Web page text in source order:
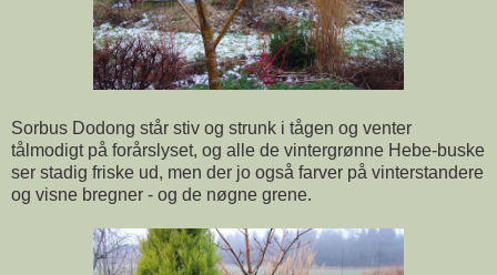
Sorbus Dodong står stiv og strunk i tågen og venter
tålmodigt på forårslyset, og alle de vintergrønne Hebe-buske
ser stadig friske ud, men der jo også farver på vinterstandere
og visne bregner - og de nøgne grene.